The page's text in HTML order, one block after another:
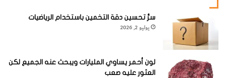
سرُّ تحسين دقة التخمين باستخدام الرياضيات
يوليو 2, 2026
لون أحمر يساوي المليارات ويبحث عنه الجميع لكن
العثور عليه صعب